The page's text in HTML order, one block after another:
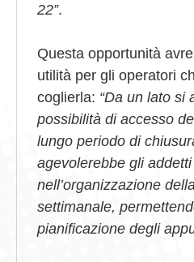
22”.
Questa opportunità
utilità per gli operatori
coglierla: “Da un lato si
possibilità di accesso
lungo periodo di
agevolerebbe gli
nell’organizzazione
settimanale,
pianificazione degli